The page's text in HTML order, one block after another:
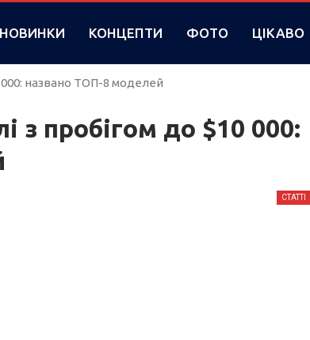
НОВИНКИ КОНЦЕПТИ ФОТО ЦІКАВО
000: названо ТОП-8 моделей
з пробігом до $10 000:
СТАТТІ